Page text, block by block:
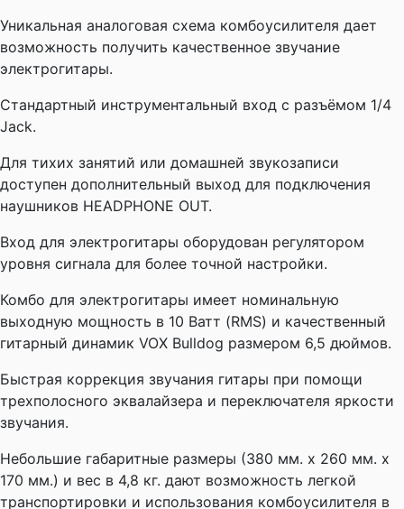
Уникальная аналоговая схема комбоусилителя дает
возможность получить качественное звучание
электрогитары.
Стандартный инструментальный вход с разъёмом 1/4
Jack.
Для тихих занятий или домашней звукозаписи
доступен дополнительный выход для подключения
наушников HEADPHONE OUT.
Вход для электрогитары оборудован регулятором
уровня сигнала для более точной настройки.
Комбо для электрогитары имеет номинальную
выходную мощность в 10 Ватт (RMS) и качественный
гитарный динамик VOX Bulldog размером 6,5 дюймов.
Быстрая коррекция звучания гитары при помощи
трехполосного эквалайзера и переключателя яркости
звучания.
Небольшие габаритные размеры (380 мм. х 260 мм. х
170 мм.) и вес в 4,8 кг. дают возможность легкой
транспортировки и использования комбоусилителя в